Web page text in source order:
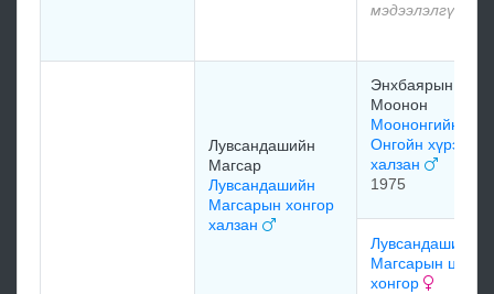
мэдээлэлгүй
Лувсандашийн
Магсар
Лувсандашийн
Магсарын хонгор
халзан
Энхбаярын
Моонон
Моононгийн
Онгойн хүрэн
халзан
1975
Лувсандашийн
Магсарын
хонгор